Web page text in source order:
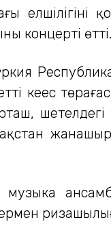
елшілігінің
концерті өтті.
кеңес
шетелдегі